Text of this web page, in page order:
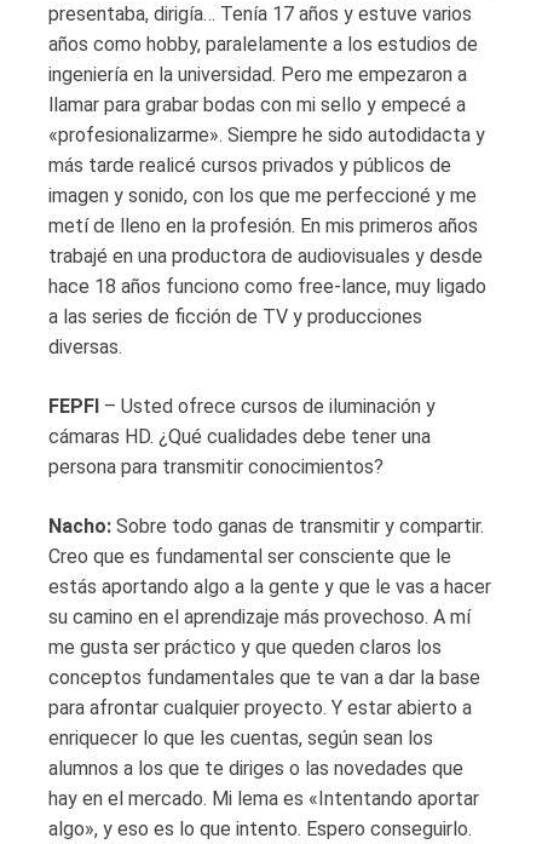
presentaba, dirigía… Tenía 17 años y estuve varios
años como hobby, paralelamente a los estudios de
ingeniería en la universidad. Pero me empezaron a
llamar para grabar bodas con mi sello y empecé a
«profesionalizarme». Siempre he sido autodidacta y
más tarde realicé cursos privados y públicos de
imagen y sonido, con los que me perfeccioné y me
metí de lleno en la profesión. En mis primeros años
trabajé en una productora de audiovisuales y desde
hace 18 años funciono como free-lance, muy ligado
a las series de ficción de TV y producciones
diversas.
FEPFI – Usted ofrece cursos de iluminación y
cámaras HD. ¿Qué cualidades debe tener una
persona para transmitir conocimientos?
Nacho: Sobre todo ganas de transmitir y compartir.
Creo que es fundamental ser consciente que le
estás aportando algo a la gente y que le vas a hacer
su camino en el aprendizaje más provechoso. A mí
me gusta ser práctico y que queden claros los
conceptos fundamentales que te van a dar la base
para afrontar cualquier proyecto. Y estar abierto a
enriquecer lo que les cuentas, según sean los
alumnos a los que te diriges o las novedades que
hay en el mercado. Mi lema es «Intentando aportar
algo», y eso es lo que intento. Espero conseguirlo.